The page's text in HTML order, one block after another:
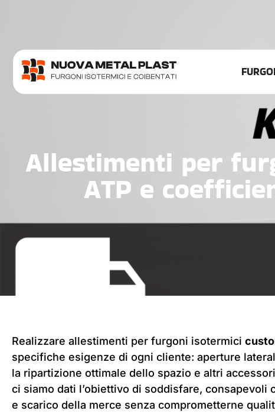
Allestimenti per
ATP e
Realizzare allestimenti per furgoni isotermici
specifiche esigenze di ogni cliente: aperture
la ripartizione ottimale dello spazio e altri
ci siamo dati l’obiettivo di soddisfare,
e scarico della merce senza comprometterne